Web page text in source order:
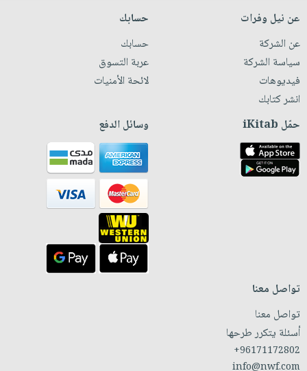
عن نيل وفرات
عن الشركة
سياسة الشركة
فيديوهات
انشر كتابك
حسابك
حسابك
عربة التسوق
لائحة الأمنيات
حمّل iKitab وسائل الدفع
تواصل معنا
تواصل معنا
أسئلة يتكرر طرحها
+96171172802